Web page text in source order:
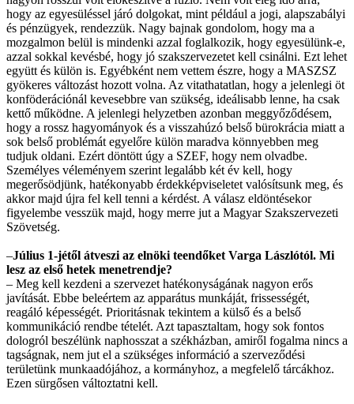
hogy az egyesüléssel járó dolgokat, mint például a jogi, alapszabályi
és pénzügyek, rendezzük. Nagy bajnak gondolom, hogy ma a
mozgalmon belül is mindenki azzal foglalkozik, hogy egyesülünk-e,
azzal sokkal kevésbé, hogy jó szakszervezetet kell csinálni. Ezt lehet
együtt és külön is. Egyébként nem vettem észre, hogy a MASZSZ
gyökeres változást hozott volna. Az vitathatatlan, hogy a jelenlegi öt
konföderációnál kevesebbre van szükség, ideálisabb lenne, ha csak
kettő működne. A jelenlegi helyzetben azonban meggyőződésem,
hogy a rossz hagyományok és a visszahúzó belső bürokrácia miatt a
sok belső problémát egyelőre külön maradva könnyebben meg
tudjuk oldani. Ezért döntött úgy a SZEF, hogy nem olvadbe.
Személyes véleményem szerint legalább két év kell, hogy
megerősödjünk, hatékonyabb érdekképviseletet valósítsunk meg, és
akkor majd újra fel kell tenni a kérdést. A válasz eldöntésekor
figyelembe vesszük majd, hogy merre jut a Magyar Szakszervezeti
Szövetség.
–Július 1-jétől átveszi az elnöki teendőket Varga Lászlótól. Mi
lesz az első hetek menetrendje?
– Meg kell kezdeni a szervezet hatékonyságának nagyon erős
javítását. Ebbe beleértem az apparátus munkáját, frissességét,
reagáló képességét. Prioritásnak tekintem a külső és a belső
kommunikáció rendbe tételét. Azt tapasztaltam, hogy sok fontos
dologról beszélünk naphosszat a székházban, amiről fogalma nincs a
tagságnak, nem jut el a szükséges információ a szerveződési
területünk munkaadójához, a kormányhoz, a megfelelő tárcákhoz.
Ezen sürgősen változtatni kell.